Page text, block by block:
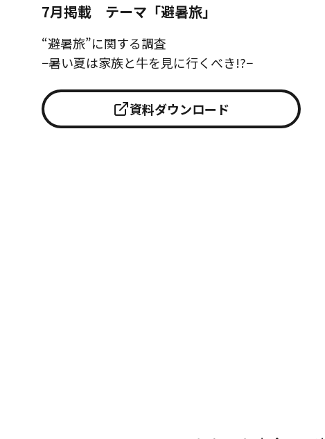
7月掲載 テーマ「避暑旅」
“避暑旅”に関する調査
−暑い夏は家族と牛を見に行くべき!?−
資料ダウンロード